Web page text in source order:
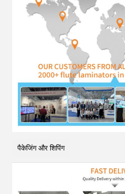
पैकेजिंग और शिपिंग